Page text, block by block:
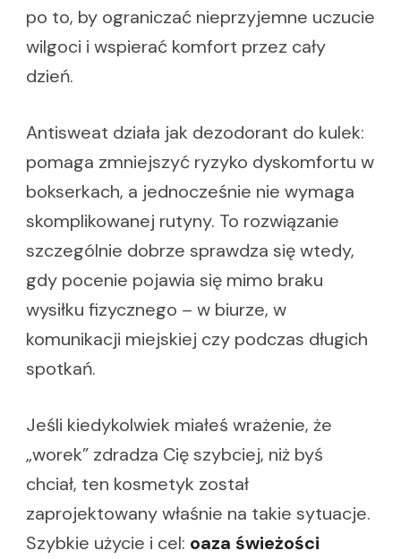
po to, by ograniczać nieprzyjemne uczucie
wilgoci i wspierać komfort przez cały
dzień.
Antisweat działa jak dezodorant do kulek:
pomaga zmniejszyć ryzyko dyskomfortu w
bokserkach, a jednocześnie nie wymaga
skomplikowanej rutyny. To rozwiązanie
szczególnie dobrze sprawdza się wtedy,
gdy pocenie pojawia się mimo braku
wysiłku fizycznego – w biurze, w
komunikacji miejskiej czy podczas długich
spotkań.
Jeśli kiedykolwiek miałeś wrażenie, że
„worek” zdradza Cię szybciej, niż byś
chciał, ten kosmetyk został
zaprojektowany właśnie na takie sytuacje.
Szybkie użycie i cel: oaza świeżości